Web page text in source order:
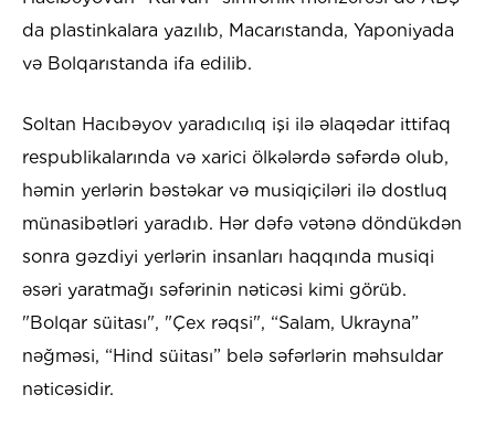
da plastinkalara yazılıb, Macarıstanda, Yaponiyada
və Bolqarıstanda ifa edilib.
Soltan Hacıbəyov yaradıcılıq işi ilə əlaqədar ittifaq
respublikalarında və xarici ölkələrdə səfərdə olub,
həmin yerlərin bəstəkar və musiqiçiləri ilə dostluq
münasibətləri yaradıb. Hər dəfə vətənə döndükdən
sonra gəzdiyi yerlərin insanları haqqında musiqi
əsəri yaratmağı səfərinin nəticəsi kimi görüb.
"Bolqar süitası", "Çex rəqsi", “Salam, Ukrayna”
nəğməsi, “Hind süitası” belə səfərlərin məhsuldar
nəticəsidir.